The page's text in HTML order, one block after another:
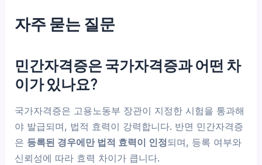
자주 묻는 질문
민간자격증은 국가자격증과 어떤 차
이가 있나요?
국가자격증은 고용노동부 장관이 지정한 시험을 통과해
야 발급되며, 법적 효력이 강력합니다. 반면 민간자격증
은 등록된 경우에만 법적 효력이 인정되며, 등록 여부와
신뢰성에 따라 효력 차이가 큽니다.